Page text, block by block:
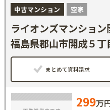
中古マンション 空家
ライオンズマンショ
福島県郡山市開成５丁
まとめて資料請求
299万